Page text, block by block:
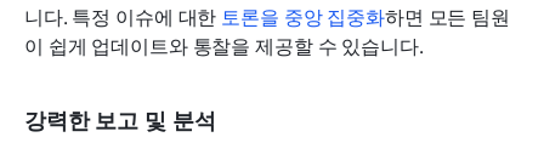
니다. 특정 이슈에 대한 토론을 중앙 집중화하면 모든 팀원
이 쉽게 업데이트와 통찰을 제공할 수 있습니다.
강력한 보고 및 분석